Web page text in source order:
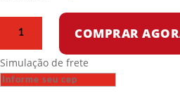
Exposição
de
COMPRAR
Simulação de frete